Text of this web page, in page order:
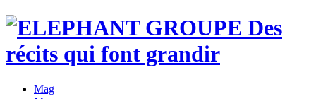
Des
récits qui font grandir
Mag